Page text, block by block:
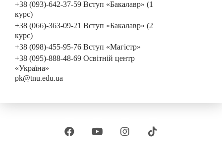
+38 (093)-642-37-59 Вступ «Бакалавр» (1
курс)
+38 (066)-363-09-21 Вступ «Бакалавр» (2
курс)
+38 (098)-455-95-76 Вступ «Магістр»
+38 (095)-888-48-69 Освітній центр
«Україна»
pk@tnu.edu.ua